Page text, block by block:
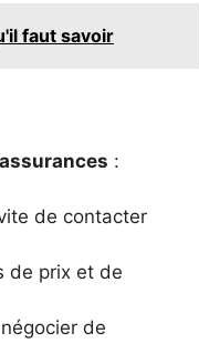
faut savoir
:
de contacter
de prix et de
de